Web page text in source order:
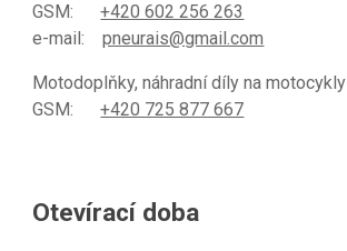
GSM:+420 602 256 263
e-mail:pneurais@gmail.com
Motodoplňky, náhradní díly na motocykly
GSM:+420 725 877 667
Otevírací doba